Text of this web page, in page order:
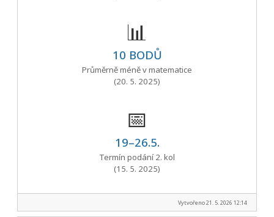
📊
10 BODŮ
Průměrně méně v matematice
(20. 5. 2025)
📅
19–26.5.
Termín podání 2. kol
(15. 5. 2025)
Vytvořeno 21. 5. 2026 12:14